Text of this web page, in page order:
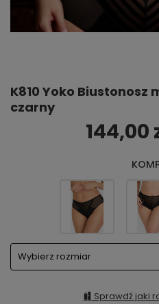
K810 Yoko Biustonosz
czarny
144,00
Wybierz rozmiar
Sprawdź jaki